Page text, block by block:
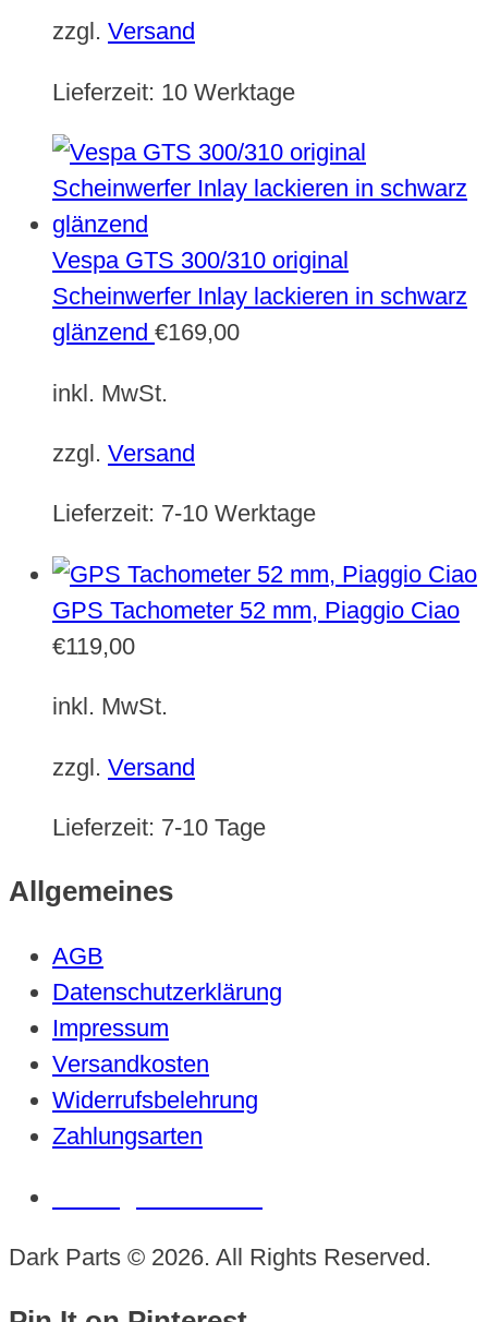
zzgl. Versand
Lieferzeit: 10 Werktage
Vespa GTS 300/310 original
Scheinwerfer Inlay lackieren in schwarz
glänzend €169,00
inkl. MwSt.
zzgl. Versand
Lieferzeit: 7-10 Werktage
GPS Tachometer 52 mm, Piaggio Ciao
€119,00
inkl. MwSt.
zzgl. Versand
Lieferzeit: 7-10 Tage
Allgemeines
AGB
Datenschutzerklärung
Impressum
Versandkosten
Widerrufsbelehrung
Zahlungsarten
Dark Parts © 2026. All Rights Reserved.